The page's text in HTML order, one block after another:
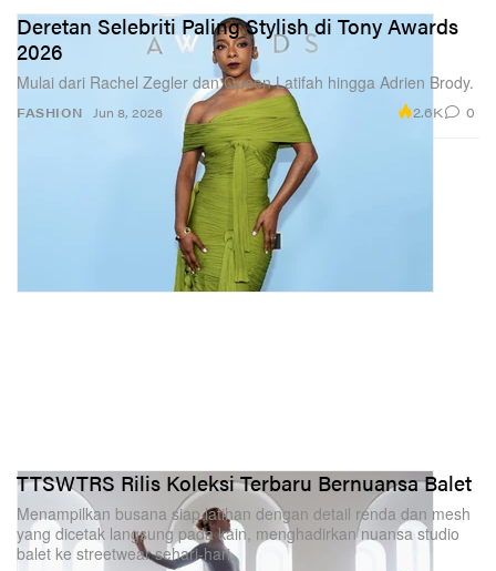
FASHION
Deretan Selebriti Paling Stylish di Tony Awards
2026
Mulai dari Rachel Zegler dan Queen Latifah hingga Adrien Brody.
Jun 8, 2026 2.6K 0
TTSWTRS Rilis Koleksi Terbaru Bernuansa Balet
Menampilkan busana siap latihan dengan detail renda dan mesh
yang dicetak langsung pada kain, menghadirkan nuansa studio
balet ke streetwear sehari-hari.